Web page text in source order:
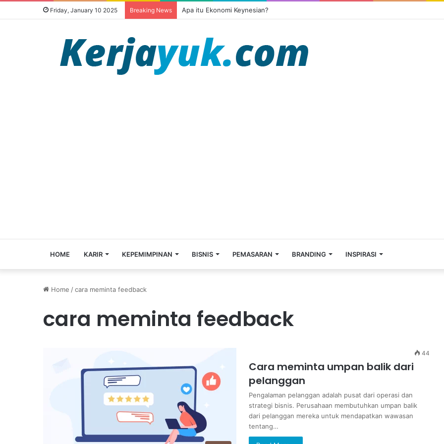
Friday, January 10 2025 Breaking News Apa itu Ekonomi Keynesian?
HOME KARIR KEPEMIMPINAN BISNIS PEMASARAN BRANDING INSPIRASI
Home /cara meminta feedback
cara meminta feedback
44
Cara meminta umpan balik dari
pelanggan
Pengalaman pelanggan adalah pusat dari operasi dan
strategi bisnis. Perusahaan membutuhkan umpan balik
dari pelanggan mereka untuk mendapatkan wawasan
tentang…